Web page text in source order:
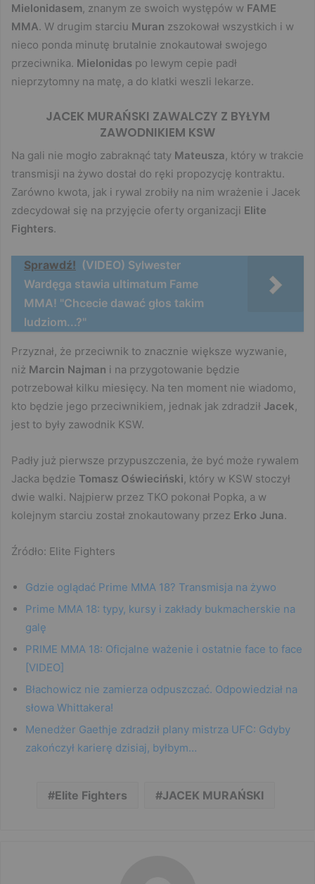
Mielonidasem, znanym ze swoich występów w FAME
MMA. W drugim starciu Muran zszokował wszystkich i w
nieco ponda minutę brutalnie znokautował swojego
przeciwnika. Mielonidas po lewym cepie padł
nieprzytomny na matę, a do klatki weszli lekarze.
JACEK MURAŃSKI ZAWALCZY Z BYŁYM
ZAWODNIKIEM KSW
Na gali nie mogło zabraknąć taty Mateusza, który w trakcie
transmisji na żywo dostał do ręki propozycję kontraktu.
Zarówno kwota, jak i rywal zrobiły na nim wrażenie i Jacek
zdecydował się na przyjęcie oferty organizacji Elite
Fighters.
Sprawdź! (VIDEO) Sylwester
Wardęga stawia ultimatum Fame
MMA! "Chcecie dawać głos takim
ludziom...?"
Przyznał, że przeciwnik to znacznie większe wyzwanie,
niż Marcin Najman i na przygotowanie będzie
potrzebował kilku miesięcy. Na ten moment nie wiadomo,
kto będzie jego przeciwnikiem, jednak jak zdradził Jacek,
jest to były zawodnik KSW.
Padły już pierwsze przypuszczenia, że być może rywalem
Jacka będzie Tomasz Oświeciński, który w KSW stoczył
dwie walki. Najpierw przez TKO pokonał Popka, a w
kolejnym starciu został znokautowany przez Erko Juna.
Źródło: Elite Fighters
Gdzie oglądać Prime MMA 18? Transmisja na żywo
Prime MMA 18: typy, kursy i zakłady bukmacherskie na
galę
PRIME MMA 18: Oficjalne ważenie i ostatnie face to face
[VIDEO]
Błachowicz nie zamierza odpuszczać. Odpowiedział na
słowa Whittakera!
Menedżer Gaethje zdradził plany mistrza UFC: Gdyby
zakończył karierę dzisiaj, byłbym…
Elite Fighters JACEK MURAŃSKI